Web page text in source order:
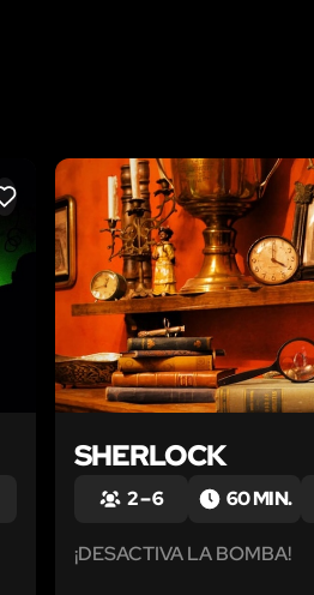
LIKE
SHERLOCK
2 – 6 60 MIN.
¡DESACTIVA LA BOMBA!